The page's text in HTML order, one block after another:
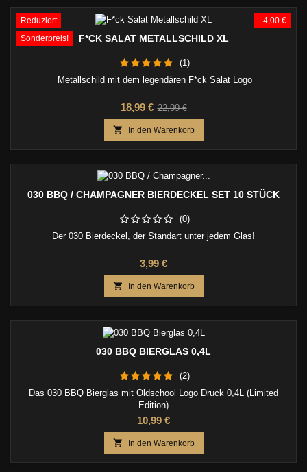
- 4,00 €
Reduziert
Sonderpreis!
F*CK SALAT METALLSCHILD XL
(1)
Metallschild mit dem legendären F*ck Salat Logo
Preis
18,99 € Verkaufspreis
22,99 €
 In den Warenkorb
030 BBQ / CHAMPAGNER BIERDECKEL SET 10 STÜCK
(0)
Der 030 Bierdeckel, der Standart unter jedem Glas!
Preis
3,99 €
 In den Warenkorb
030 BBQ BIERGLAS 0,4L
(2)
Das 030 BBQ Bierglas mit Oldschool Logo Druck 0,4L (Limited
Edition)
Preis
10,99 €
 In den Warenkorb